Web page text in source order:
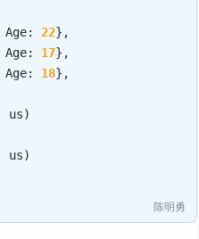
Age: 22},
Age: 17},
Age: 18},
us)
us)
陈明勇